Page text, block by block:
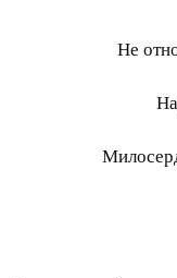
Не